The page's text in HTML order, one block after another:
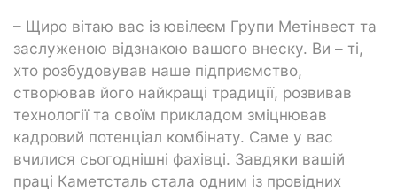
– Щиро вітаю вас із ювілеєм Групи Метінвест та
заслуженою відзнакою вашого внеску. Ви – ті,
хто розбудовував наше підприємство,
створював його найкращі традиції, розвивав
технології та своїм прикладом зміцнював
кадровий потенціал комбінату. Саме у вас
вчилися сьогоднішні фахівці. Завдяки вашій
праці Каметсталь стала одним із провідних